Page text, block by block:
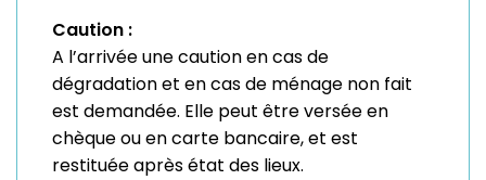
Caution :
A l’arrivée une caution en cas de
dégradation et en cas de ménage non fait
est demandée. Elle peut être versée en
chèque ou en carte bancaire, et est
restituée après état des lieux.